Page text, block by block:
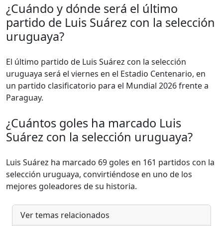
¿Cuándo y dónde será el último
partido de Luis Suárez con la selección
uruguaya?
El último partido de Luis Suárez con la selección
uruguaya será el viernes en el Estadio Centenario, en
un partido clasificatorio para el Mundial 2026 frente a
Paraguay.
¿Cuántos goles ha marcado Luis
Suárez con la selección uruguaya?
Luis Suárez ha marcado 69 goles en 161 partidos con la
selección uruguaya, convirtiéndose en uno de los
mejores goleadores de su historia.
Ver temas relacionados